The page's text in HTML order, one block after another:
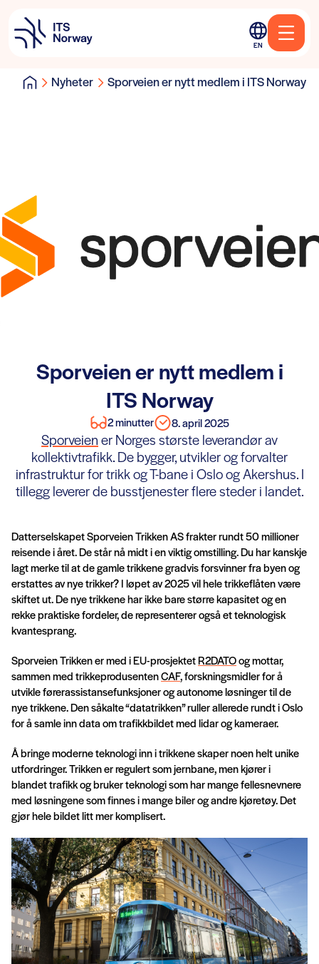
EN
Nyheter Sporveien er nytt medlem i ITS Norway
Sporveien er nytt medlem i
ITS Norway
2 minutter 8. april 2025
Sporveiener Norges største leverandør av
kollektivtrafikk. De bygger, utvikler og forvalter
infrastruktur for trikk og T-bane i Oslo og Akershus. I
tillegg leverer de busstjenester flere steder i landet.
Datterselskapet Sporveien Trikken AS frakter rundt 50 millioner
reisende i året. De står nå midt i en viktig omstilling. Du har kanskje
lagt merke til at de gamle trikkene gradvis forsvinner fra byen og
erstattes av nye trikker? I løpet av 2025 vil hele trikkeflåten være
skiftet ut. De nye trikkene har ikke bare større kapasitet og en
rekke praktiske fordeler, de representerer også et teknologisk
kvantesprang.
Sporveien Trikken er med i EU-prosjektetR2DATOog mottar,
sammen med trikkeprodusentenCAF, forskningsmidler for å
utvikle førerassistansefunksjoner og autonome løsninger til de
nye trikkene. Den såkalte “datatrikken” ruller allerede rundt i Oslo
for å samle inn data om trafikkbildet med lidar og kameraer.
Å bringe moderne teknologi inn i trikkene skaper noen helt unike
utfordringer. Trikken er regulert som jernbane, men kjører i
blandet trafikk og bruker teknologi som har mange fellesnevnere
med løsningene som finnes i mange biler og andre kjøretøy. Det
gjør hele bildet litt mer komplisert.